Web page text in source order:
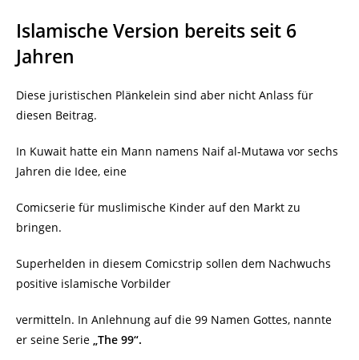
Islamische Version bereits seit 6
Jahren
Diese juristischen Plänkelein sind aber nicht Anlass für
diesen Beitrag.
In Kuwait hatte ein Mann namens Naif al-Mutawa vor sechs
Jahren die Idee, eine
Comicserie für muslimische Kinder auf den Markt zu
bringen.
Superhelden in diesem Comicstrip sollen dem Nachwuchs
positive islamische Vorbilder
vermitteln. In Anlehnung auf die 99 Namen Gottes, nannte
er seine Serie „The 99“.